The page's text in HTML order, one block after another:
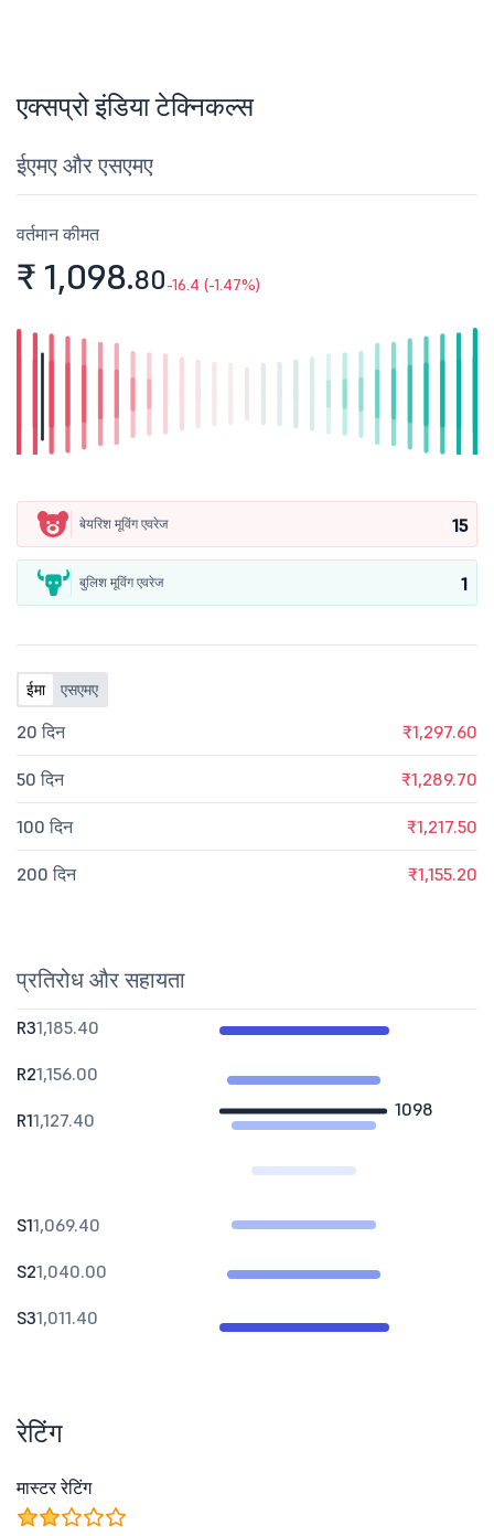
एक्सप्रो इंडिया टेक्निकल्स
ईएमए और एसएमए
वर्तमान कीमत
₹ 1,098.80-16.4 (-1.47%)
बेयरिश मूविंग एवरेज 15
बुलिश मूविंग एवरेज 1
ईमा एसएमए
20 दिन ₹1,297.60
50 दिन ₹1,289.70
100 दिन ₹1,217.50
200 दिन ₹1,155.20
प्रतिरोध और सहायता
1098
R31,185.40
R21,156.00
R11,127.40
S11,069.40
S21,040.00
S31,011.40
रेटिंग
मास्टर रेटिंग